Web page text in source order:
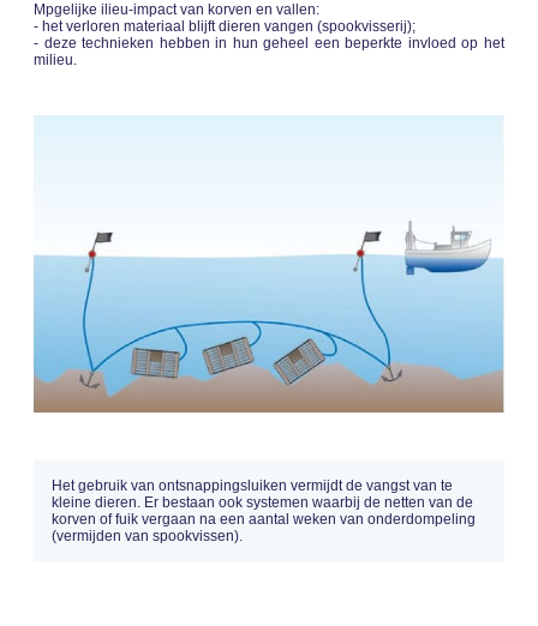
Mpgelijke ilieu-impact van korven en vallen:
- het verloren materiaal blijft dieren vangen (spookvisserij);
- deze technieken hebben in hun geheel een beperkte invloed op het
milieu.
Het gebruik van ontsnappingsluiken vermijdt de vangst van te
kleine dieren. Er bestaan ook systemen waarbij de netten van de
korven of fuik vergaan na een aantal weken van onderdompeling
(vermijden van spookvissen).